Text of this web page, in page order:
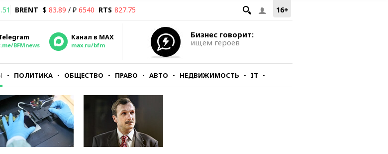
16+
BRENT $ 83.89 / ₽ 6540 RTS 827.75
BFMnews
Канал в MAX
max.ru/bfm
Бизнес говорит:
ищем героев
ПОЛИТИКА ОБЩЕСТВО ПРАВО АВТО НЕДВИЖИМОСТЬ IT